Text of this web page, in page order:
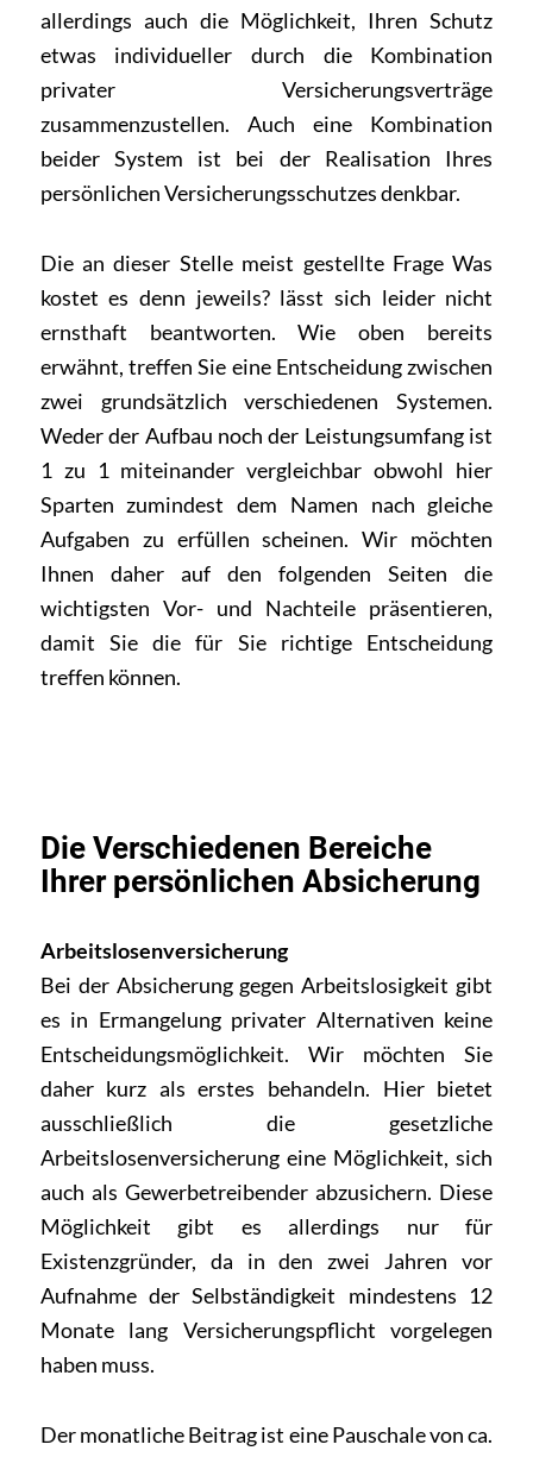
allerdings auch die Möglichkeit, Ihren Schutz
etwas individueller durch die Kombination
privater Versicherungsverträge
zusammenzustellen. Auch eine Kombination
beider System ist bei der Realisation Ihres
persönlichen Versicherungsschutzes denkbar.
Die an dieser Stelle meist gestellte Frage Was
kostet es denn jeweils? lässt sich leider nicht
ernsthaft beantworten. Wie oben bereits
erwähnt, treffen Sie eine Entscheidung zwischen
zwei grundsätzlich verschiedenen Systemen.
Weder der Aufbau noch der Leistungsumfang ist
1 zu 1 miteinander vergleichbar obwohl hier
Sparten zumindest dem Namen nach gleiche
Aufgaben zu erfüllen scheinen. Wir möchten
Ihnen daher auf den folgenden Seiten die
wichtigsten Vor- und Nachteile präsentieren,
damit Sie die für Sie richtige Entscheidung
treffen können.
Die Verschiedenen Bereiche
Ihrer persönlichen Absicherung
Arbeitslosenversicherung
Bei der Absicherung gegen Arbeitslosigkeit gibt
es in Ermangelung privater Alternativen keine
Entscheidungsmöglichkeit. Wir möchten Sie
daher kurz als erstes behandeln. Hier bietet
ausschließlich die gesetzliche
Arbeitslosenversicherung eine Möglichkeit, sich
auch als Gewerbetreibender abzusichern. Diese
Möglichkeit gibt es allerdings nur für
Existenzgründer, da in den zwei Jahren vor
Aufnahme der Selbständigkeit mindestens 12
Monate lang Versicherungspflicht vorgelegen
haben muss.
Der monatliche Beitrag ist eine Pauschale von ca.